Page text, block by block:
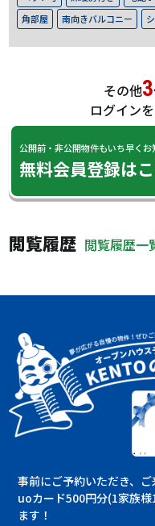
角部屋
南向きバルコニー
その他3
ログイン
公開前・非公開物件もいち早くお
無料会員登録はこ
閲覧履歴 閲覧履歴
事前にご予約いただき、
uoカード500円分(1家族
ます！